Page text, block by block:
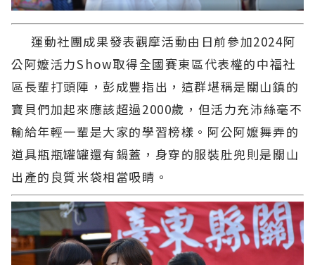
運動社團成果發表觀摩活動由日前參加2024阿
公阿嬤活力Show取得全國賽東區代表權的中福社
區長輩打頭陣，彭成豐指出，這群堪稱是關山鎮的
寶貝們加起來應該超過2000歲，但活力充沛絲毫不
輸給年輕一輩是大家的學習榜樣。阿公阿嬤舞弄的
道具瓶瓶罐罐還有鍋蓋，身穿的服裝肚兜則是關山
出產的良質米袋相當吸睛。